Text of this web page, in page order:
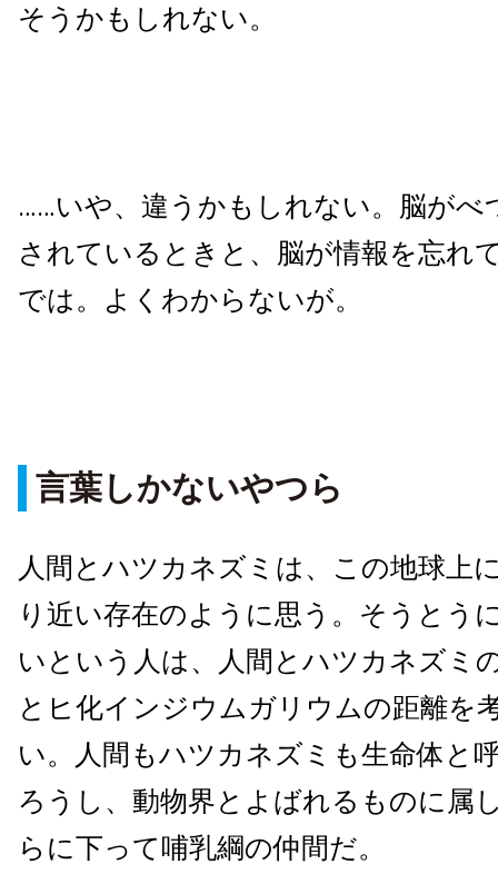
そうかもしれない。
……いや、違うかもしれない。脳がべ
されているときと、脳が情報を忘れ
では。よくわからないが。
言葉しかないやつら
人間とハツカネズミは、この地球上
り近い存在のように思う。そうとう
いという人は、人間とハツカネズミ
とヒ化インジウムガリウムの距離を
い。人間もハツカネズミも生命体と
ろうし、動物界とよばれるものに属
らに下って哺乳綱の仲間だ。